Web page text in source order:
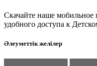
Скачайте наше мобильное
удобного доступа к
Әлеуметтік желілер